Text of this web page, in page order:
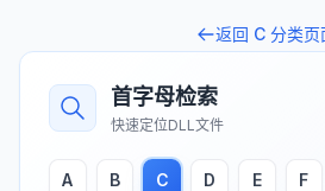
返回 C 分类页
首字母检索
快速定位DLL文件
A B C D E F